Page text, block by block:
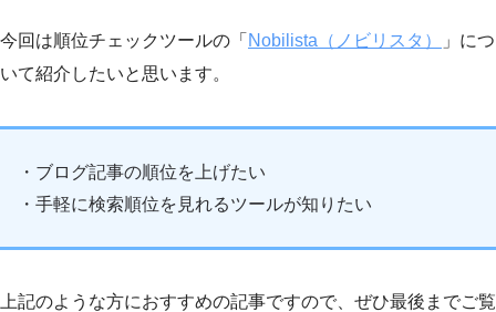
今回は順位チェックツールの「 Nobilista（ノビリスタ）
」につ
いて紹介したいと思います。
・ブログ記事の順位を上げたい
・手軽に検索順位を見れるツールが知りたい
上記のような方におすすめの記事ですので、ぜひ最後までご覧